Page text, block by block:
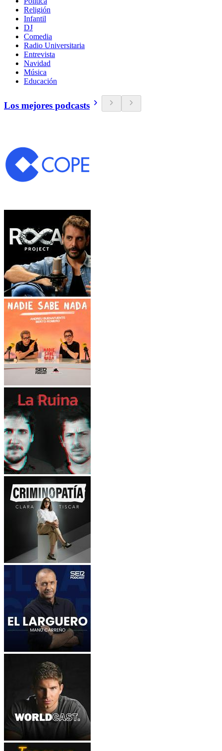
Religión
Infantil
DJ
Comedia
Radio Universitaria
Entrevista
Navidad
Música
Educación
Los mejores podcasts